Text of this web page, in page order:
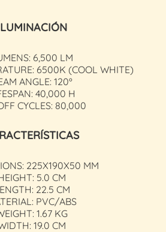
6,500 LM
6500K (COOL WHITE)
ANGLE: 120º
40,000 H
CYCLES: 80,000
225X190X50 MM
5.0 CM
22.5 CM
PVC/ABS
1.67 KG
19.0 CM